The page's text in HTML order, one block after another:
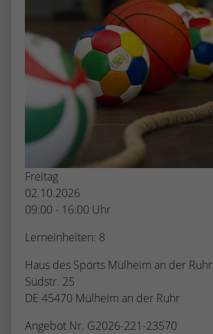
Freitag
02.10.2026
09:00 - 16:00 Uhr
Lerneinheiten: 8
Haus des Sports Mülheim an der Ruhr
Südstr. 25
DE 45470 Mülheim an der Ruhr
Angebot Nr. G2026-221-23570